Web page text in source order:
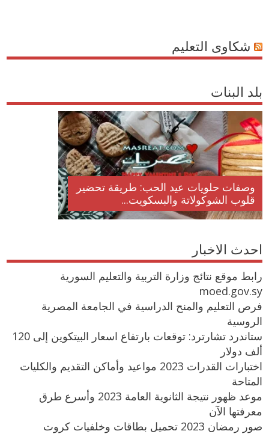
شكاوى التعليم
بلد البنات
وصفات حلويات عيد الحب: طريقة تحضير
قلوب الشوكولاتة والبسكويت...
احدث الاخبار
رابط موقع نتائج وزارة التربية والتعليم السورية
moed.gov.sy
فرص التعليم والمنح الدراسية في الجامعة المصرية
الروسية
ستاندرد تشارترد: توقعات بارتفاع اسعار البيتكوين إلى 120
ألف دولار
اختبارات القدرات 2023 مواعيد وأماكن التقديم والكليات
المتاحة
موعد ظهور نتيجة الثانوية العامة 2023 وأسرع طرق
معرفتها الآن
صور رمضان 2023 تحميل بطاقات وخلفيات كروت